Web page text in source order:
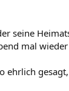
seine
mal
ehrlich